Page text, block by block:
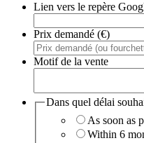
Lien vers le repère
Prix demandé (€)
Motif de la vente
Dans quel délai
As soon as
Within 6